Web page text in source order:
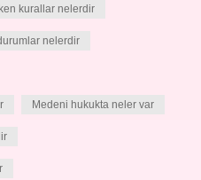
kurallar nelerdir
nelerdir
Medeni hukukta neler var